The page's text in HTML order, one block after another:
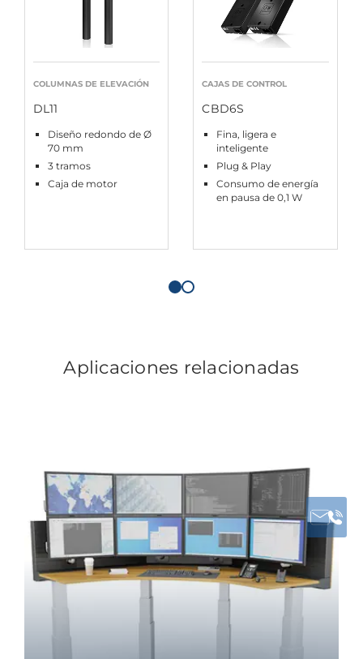
COLUMNAS DE ELEVACIÓN
DL11
Diseño redondo de Ø
70 mm
3 tramos
Caja de motor
CAJAS DE CONTROL
CBD6S
Fina, ligera e
inteligente
Plug & Play
Consumo de energía
en pausa de 0,1 W
Aplicaciones relacionadas